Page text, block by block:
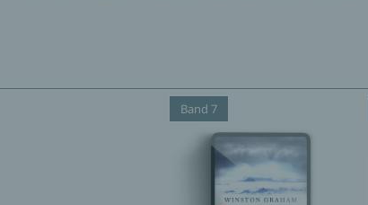
Band 7